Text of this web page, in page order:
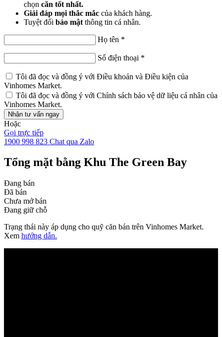
chọn căn tốt nhất.
Giải đáp mọi thắc mắc của khách hàng.
Tuyệt đối bảo mật thông tin cá nhân.
Họ tên *
Số điện thoại *
Tôi đã đọc và đồng ý với Điều khoản và Điều kiện của
Vinhomes Market.
Tôi đã đọc và đồng ý với Chính sách bảo vệ dữ liệu cá nhân của
Vinhomes Market.
Nhận tư vấn ngay
Hoặc
Gọi trực tiếp
1900 998 823 Chat qua Zalo
Tổng mặt bằng Khu The Green Bay
Đang bán
Đã bán
Chưa mở bán
Đang giữ chỗ
Trạng thái này áp dụng cho quỹ căn bán trên Vinhomes Market.
Xem hướng dẫn.